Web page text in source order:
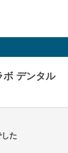
デンタル
た